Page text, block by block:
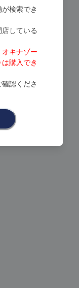
検索でき
している
オキナゾー
購入でき
認くださ